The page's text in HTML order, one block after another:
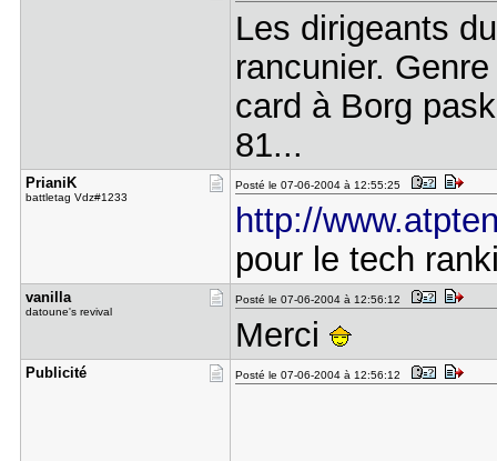
Les dirigeants
rancunier.
card à Borg
81...
PrianiK
battletag Vdz#1233
Posté le 07-06-2004 à 12:55:25
http://
pour le tech
vanilla
datoune's revival
Posté le 07-06-2004 à 12:56:12
Merci
Publicité Posté le 07-06-2004 à 12:56:12